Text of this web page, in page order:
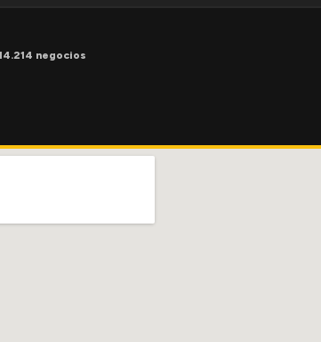
negocios